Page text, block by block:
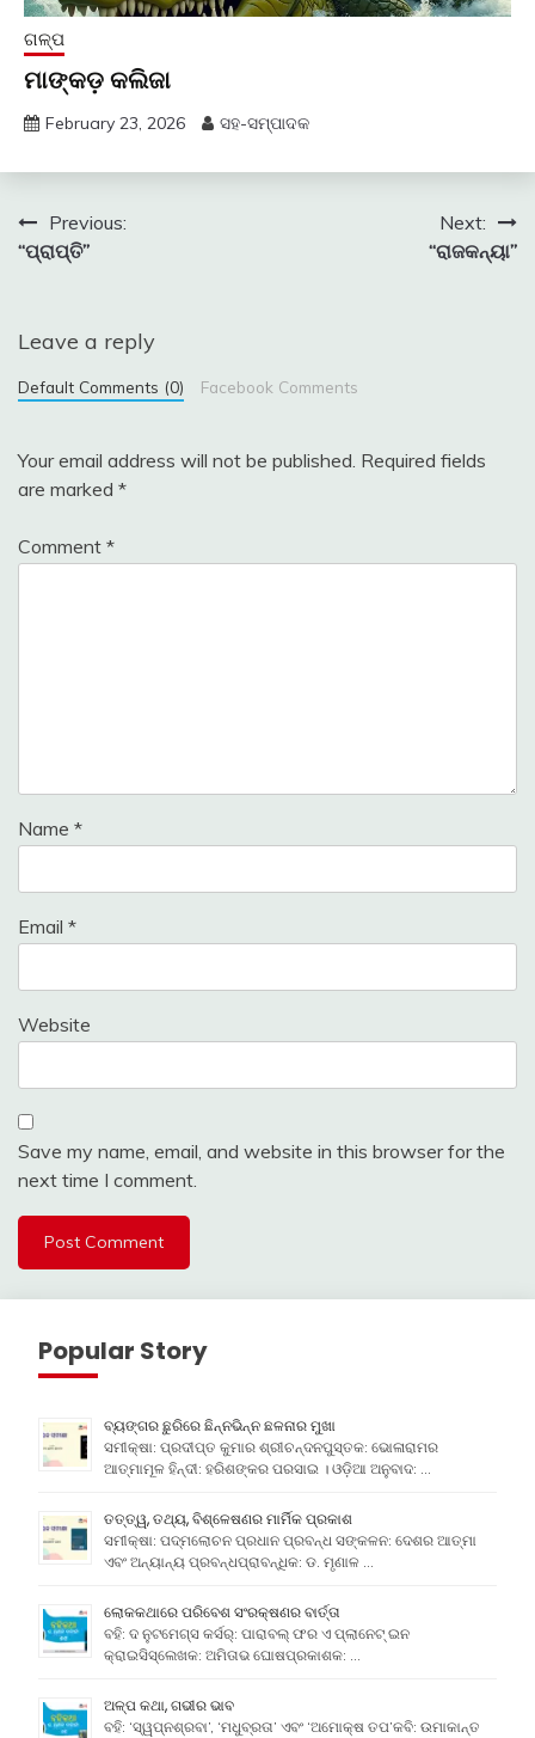
ଗଳ୍ପ
ମାଙ୍କଡ଼ କଲିଜା
February 23, 2026 ସହ-ସମ୍ପାଦକ
Post
navigation
Previous:
“ପ୍ରାପ୍ତି”
Next:
“ରାଜକନ୍ୟା”
Leave a reply
Default Comments (0) Facebook Comments
Your email address will not be published. Required fields
are marked *
Comment *
Name *
Email *
Website
Save my name, email, and website in this browser for the
next time I comment.
Popular Story
ବ୍ୟଙ୍ଗର ଛୁରିରେ ଛିନ୍ନଭିନ୍ନ ଛଳନାର ମୁଖା
ସମୀକ୍ଷା: ପ୍ରଦୀପ୍ତ କୁମାର ଶ୍ରୀଚନ୍ଦନପୁସ୍ତକ: ଭୋଳାରାମର
ଆତ୍ମାମୂଳ ହିନ୍ଦୀ: ହରିଶଙ୍କର ପରସାଇ । ଓଡ଼ିଆ ଅନୁବାଦ: …
ତତ୍ତ୍ୱ, ତଥ୍ୟ, ବିଶ୍ଳେଷଣର ମାର୍ମିକ ପ୍ରକାଶ
ସମୀକ୍ଷା: ପଦ୍ମଲୋଚନ ପ୍ରଧାନ ପ୍ରବନ୍ଧ ସଙ୍କଳନ: ଦେଶର ଆତ୍ମା
ଏବଂ ଅନ୍ୟାନ୍ୟ ପ୍ରବନ୍ଧପ୍ରାବନ୍ଧିକ: ଡ. ମୃଣାଳ …
ଲୋକକଥାରେ ପରିବେଶ ସଂରକ୍ଷଣର ବାର୍ତ୍ତା
ବହି: ଦ ନୁଟମେଗ୍ସ କର୍ସର୍: ପାରାବଲ୍ ଫର ଏ ପ୍ଲାନେଟ୍ ଇନ
କ୍ରାଇସିସ୍ଲେଖକ: ଅମିତାଭ ଘୋଷପ୍ରକାଶକ: …
ଅଳ୍ପ କଥା, ଗଭୀର ଭାବ
ବହି: ‘ସ୍ୱପ୍ନଶ୍ରବା’, ‘ମଧୁବ୍ରତା’ ଏବଂ ‘ଅମୋକ୍ଷ ତପ’କବି: ଉମାକାନ୍ତ